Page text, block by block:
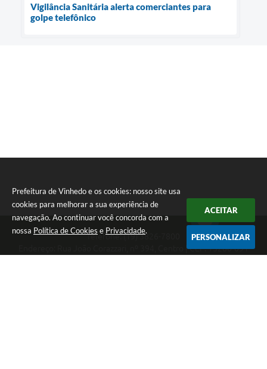
Prefeitura de Vinhedo e os cookies: nosso site usa
cookies para melhorar a sua experiência de
navegação. Ao continuar você concorda com a
nossa Política de Cookies e Privacidade.
ACEITAR
PERSONALIZAR
Vigilância Sanitária alerta comerciantes para
golpe telefônico
Telefone: (19) 3826-7800
Endereço: Rua João Corazzari, nº 394, Centro | CEP: 13280-091